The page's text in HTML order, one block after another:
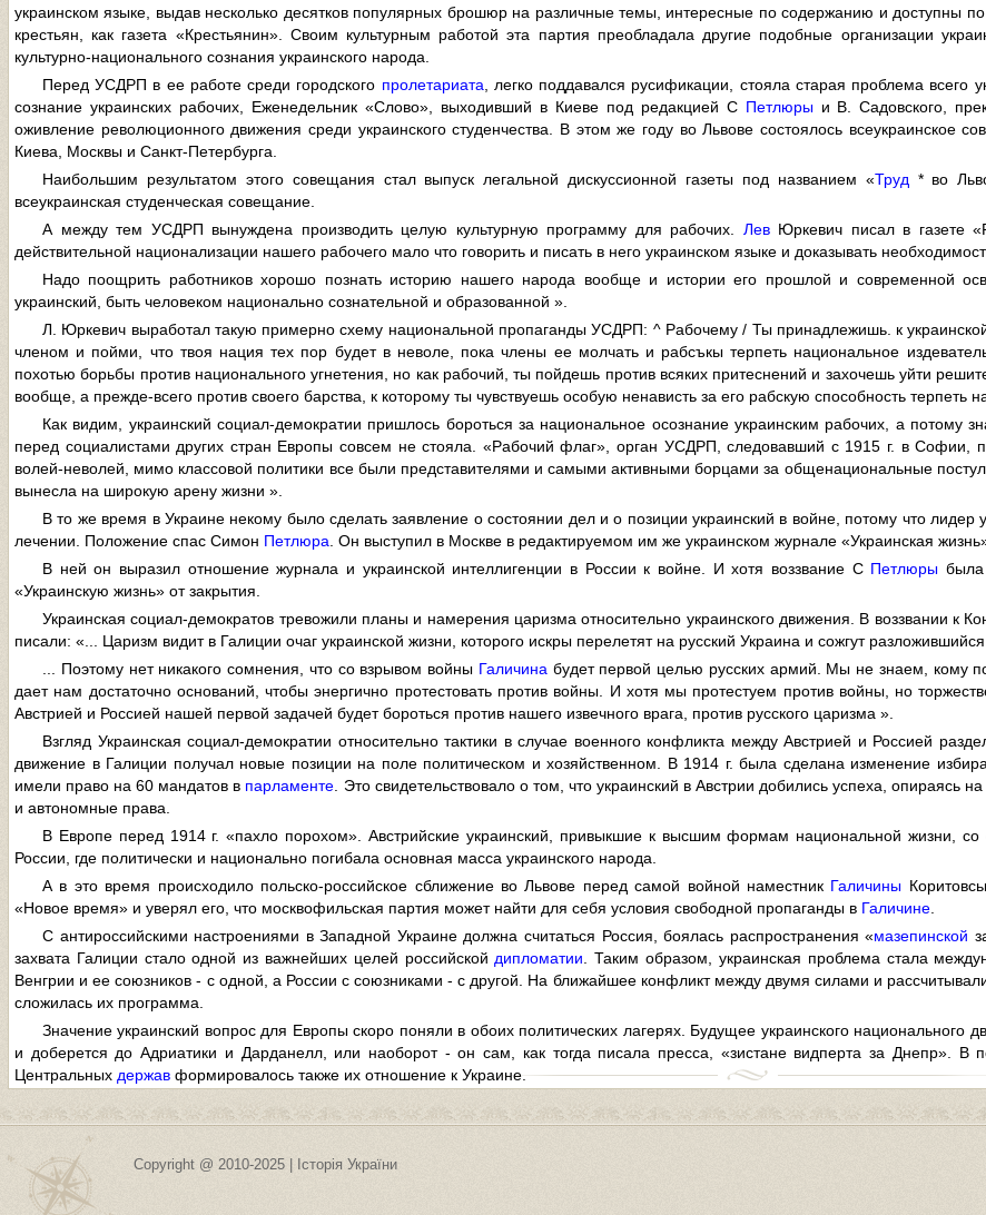
украинском языке, выдав несколько десятков популярных брошюр на различные темы, интересные по содержанию и доступны
крестьян, как газета «Крестьянин». Своим культурным работой эта партия преобладала другие подобные организации
культурно-национального сознания украинского народа.
Перед УСДРП в ее работе среди городского пролетариата , легко поддавался русификации, стояла старая проблема всего
сознание украинских рабочих, Еженедельник «Слово», выходивший в Киеве под редакцией С Петлюрыи В. Садовского,
оживление революционного движения среди украинского студенчества. В этом же году во Львове состоялось всеукраинское
Киева, Москвы и Санкт-Петербурга.
Наибольшим результатом этого совещания стал выпуск легальной дискуссионной газеты под названием «Труд * во
всеукраинская студенческая совещание.
А между тем УСДРП вынуждена производить целую культурную программу для рабочих. ЛевЮркевич писал в газете
действительной национализации нашего рабочего мало что говорить и писать в него украинском языке и доказывать
Надо поощрить работников хорошо познать историю нашего народа вообще и истории его прошлой и современной
украинский, быть человеком национально сознательной и образованной ».
Л. Юркевич выработал такую примерно схему национальной пропаганды УСДРП: ^ Рабочему / Ты принадлежишь. к
членом и пойми, что твоя нация тех пор будет в неволе, пока члены ее молчать и рабсъкы терпеть национальное
похотью борьбы против национального угнетения, но как рабочий, ты пойдешь против всяких притеснений и захочешь уйти
вообще, а прежде-всего против своего барства, к которому ты чувствуешь особую ненависть за его рабскую способность терпеть
Как видим, украинский социал-демократии пришлось бороться за национальное осознание украинским рабочих, а потому
перед социалистами других стран Европы совсем не стояла. «Рабочий флаг», орган УСДРП, следовавший с 1915 г. в Софии,
волей-неволей, мимо классовой политики все были представителями и самыми активными борцами за общенациональные
вынесла на широкую арену жизни ».
В то же время в Украине некому было сделать заявление о состоянии дел и о позиции украинский в войне, потому что лидер
лечении. Положение спас Симон Петлюра . Он выступил в Москве в редактируемом им же украинском журнале «Украинская
В ней он выразил отношение журнала и украинской интеллигенции в России к войне. И хотя воззвание С Петлюры была
«Украинскую жизнь» от закрытия.
Украинская социал-демократов тревожили планы и намерения царизма относительно украинского движения. В воззвании к
писали: «... Царизм видит в Галиции очаг украинской жизни, которого искры перелетят на русский Украина и сожгут
... Поэтому нет никакого сомнения, что со взрывом войны Галичина будет первой целью русских армий. Мы не знаем, кому
дает нам достаточно оснований, чтобы энергично протестовать против войны. И хотя мы протестуем против войны, но
Австрией и Россией нашей первой задачей будет бороться против нашего извечного врага, против русского царизма ».
Взгляд Украинская социал-демократии относительно тактики в случае военного конфликта между Австрией и Россией
движение в Галиции получал новые позиции на поле политическом и хозяйственном. В 1914 г. была сделана изменение
имели право на 60 мандатов в парламенте . Это свидетельствовало о том, что украинский в Австрии добились успеха,
и автономные права.
В Европе перед 1914 г. «пахло порохом». Австрийские украинский, привыкшие к высшим формам национальной жизни, со
России, где политически и национально погибала основная масса украинского народа.
А в это время происходило польско-российское сближение во Львове перед самой войной наместник Галичины
«Новое время» и уверял его, что москвофильская партия может найти для себя условия свободной пропаганды в Галичине
С антироссийскими настроениями в Западной Украине должна считаться Россия, боялась распространения «мазепинской
захвата Галиции стало одной из важнейших целей российской дипломатии . Таким образом, украинская проблема стала
Венгрии и ее союзников - с одной, а России с союзниками - с другой. На ближайшее конфликт между двумя силами и
сложилась их программа.
Значение украинский вопрос для Европы скоро поняли в обоих политических лагерях. Будущее украинского национального
и доберется до Адриатики и Дарданелл, или наоборот - он сам, как тогда писала пресса, «зистане видперта за Днепр».
Центральных держав формировалось также их отношение к Украине.
Copyright @ 2010-2025 | Історія України